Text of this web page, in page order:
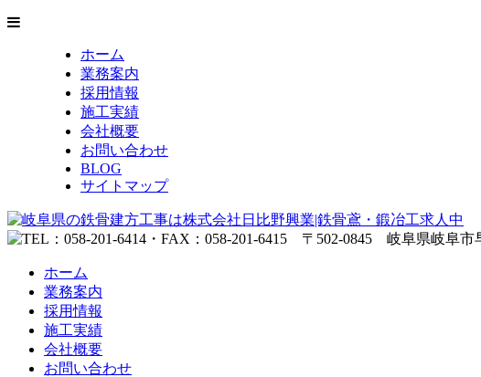
ホーム
業務案内
採用情報
施工実績
会社概要
お問い合わせ
BLOG
サイトマップ
ホーム
業務案内
採用情報
施工実績
会社概要
お問い合わせ